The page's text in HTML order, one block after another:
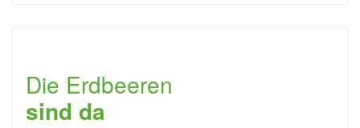
Die Erdbeeren
sind da